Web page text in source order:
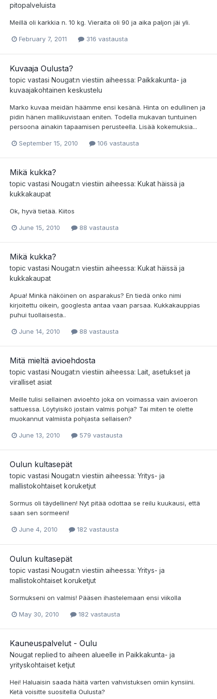
pitopalveluista
Meillä oli karkkia n. 10 kg. Vieraita oli 90 ja aika paljon jäi yli.
February 7, 2011 316 vastausta
Kuvaaja Oulusta?
topic vastasi Nougat:n viestiin aiheessa: Paikkakunta- ja
kuvaajakohtainen keskustelu
Marko kuvaa meidän häämme ensi kesänä. Hinta on edullinen ja
pidin hänen mallikuvistaan eniten. Todella mukavan tuntuinen
persoona ainakin tapaamisen perusteella. Lisää kokemuksia...
September 15, 2010 106 vastausta
Mikä kukka?
topic vastasi Nougat:n viestiin aiheessa: Kukat häissä ja
kukkakaupat
Ok, hyvä tietää. Kiitos
June 15, 2010 88 vastausta
Mikä kukka?
topic vastasi Nougat:n viestiin aiheessa: Kukat häissä ja
kukkakaupat
Apua! Minkä näköinen on asparakus? En tiedä onko nimi
kirjoitettu oikein, googlesta antaa vaan parsaa. Kukkakauppias
puhui tuollaisesta..
June 14, 2010 88 vastausta
Mitä mieltä avioehdosta
topic vastasi Nougat:n viestiin aiheessa: Lait, asetukset ja
viralliset asiat
Meille tulisi sellainen avioehto joka on voimassa vain avioeron
sattuessa. Löytyisikö jostain valmis pohja? Tai miten te olette
muokannut valmiista pohjasta sellaisen?
June 13, 2010 579 vastausta
Oulun kultasepät
topic vastasi Nougat:n viestiin aiheessa: Yritys- ja
mallistokohtaiset koruketjut
Sormus oli täydellinen! Nyt pitää odottaa se reilu kuukausi, että
saan sen sormeeni!
June 4, 2010 182 vastausta
Oulun kultasepät
topic vastasi Nougat:n viestiin aiheessa: Yritys- ja
mallistokohtaiset koruketjut
Sormukseni on valmis! Pääsen ihastelemaan ensi viikolla
May 30, 2010 182 vastausta
Kauneuspalvelut - Oulu
Nougat replied to aiheen alueelle in Paikkakunta- ja
yrityskohtaiset ketjut
Hei! Haluaisin saada häitä varten vahvistuksen omiin kynsiini.
Ketä voisitte suositella Oulusta?